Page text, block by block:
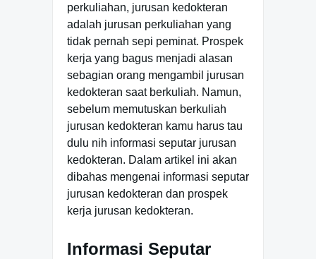
perkuliahan, jurusan kedokteran
adalah jurusan perkuliahan yang
tidak pernah sepi peminat. Prospek
kerja yang bagus menjadi alasan
sebagian orang mengambil jurusan
kedokteran saat berkuliah. Namun,
sebelum memutuskan berkuliah
jurusan kedokteran kamu harus tau
dulu nih informasi seputar jurusan
kedokteran. Dalam artikel ini akan
dibahas mengenai informasi seputar
jurusan kedokteran dan prospek
kerja jurusan kedokteran.
Informasi Seputar